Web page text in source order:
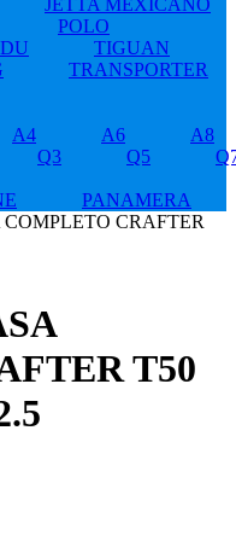
JETTA MEXICANO
POLO
TIGUAN
TRANSPORTER
A4 A6
A8
Q3 Q5
PANAMERA
CRAFTER
T50